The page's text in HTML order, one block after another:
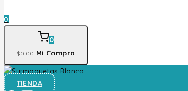
0
0
$0 .00 Mi Compra
TIENDA